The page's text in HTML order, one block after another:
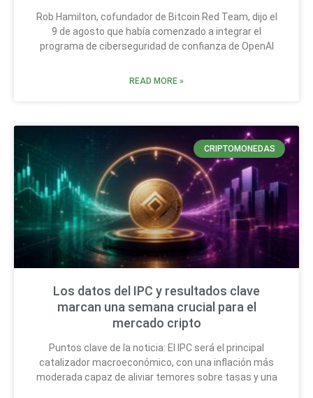
Rob Hamilton, cofundador de Bitcoin Red Team, dijo el
9 de agosto que había comenzado a integrar el
programa de ciberseguridad de confianza de OpenAI
READ MORE »
CRIPTOMONEDAS
Los datos del IPC y resultados clave
marcan una semana crucial para el
mercado cripto
Puntos clave de la noticia: El IPC será el principal
catalizador macroeconómico, con una inflación más
moderada capaz de aliviar temores sobre tasas y una